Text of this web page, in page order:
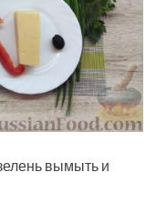
вымыть и